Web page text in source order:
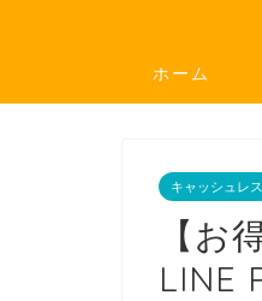
ホーム
キャッシュレス
【お
LINE